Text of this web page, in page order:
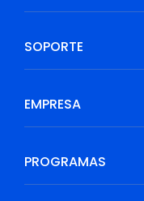
SOPORTE
EMPRESA
PROGRAMAS